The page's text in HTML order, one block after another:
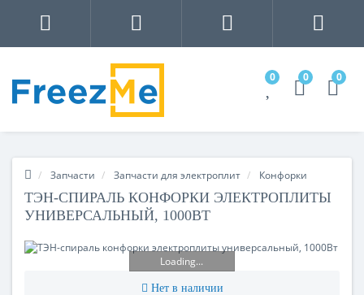
0 0 0
Запчасти Запчасти для электроплит Конфорки
ТЭН-СПИРАЛЬ КОНФОРКИ ЭЛЕКТРОПЛИТЫ
УНИВЕРСАЛЬНЫЙ, 1000ВТ
Loading...
Нет в наличии